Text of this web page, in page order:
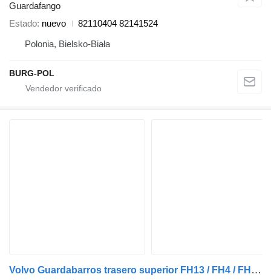
Guardafango
Estado nuevo
82110404 82141524
Polonia, Bielsko-Biała
BURG-POL
Volvo Guardabarros trasero superior FH13 / FH4 / FH5 / RENAULT T guardafango para Volvo FH13 / FH4 / FH5 / RENAULT T camión